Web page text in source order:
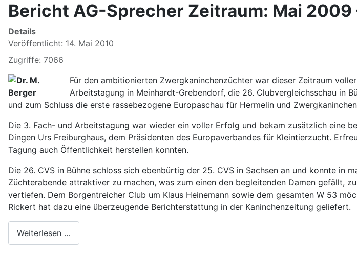
Bericht AG-Sprecher Zeitraum: Mai 2009
Details
Veröffentlicht: 14. Mai 2010
Zugriffe: 7066
Für den ambitionierten Zwergkaninchenzüchter war dieser Zeitraum
Arbeitstagung in Meinhardt-Grebendorf, die 26. Clubvergleichsschau in
und zum Schluss die erste rassebezogene Europaschau für Hermelin und
Die 3. Fach- und Arbeitstagung war wieder ein voller Erfolg und bekam zusätzlich eine
Dingen Urs Freiburghaus, dem Präsidenten des Europaverbandes für Kleintierzucht.
Tagung auch Öffentlichkeit herstellen konnten.
Die 26. CVS in Bühne schloss sich ebenbürtig der 25. CVS in Sachsen an und konnte in
Züchterabende attraktiver zu machen, was zum einen den begleitenden Damen gefällt,
vertiefen. Dem Borgentreicher Club um Klaus Heinemann sowie dem gesamten W 53
Rickert hat dazu eine überzeugende Berichterstattung in der Kaninchenzeitung geliefert.
Weiterlesen …